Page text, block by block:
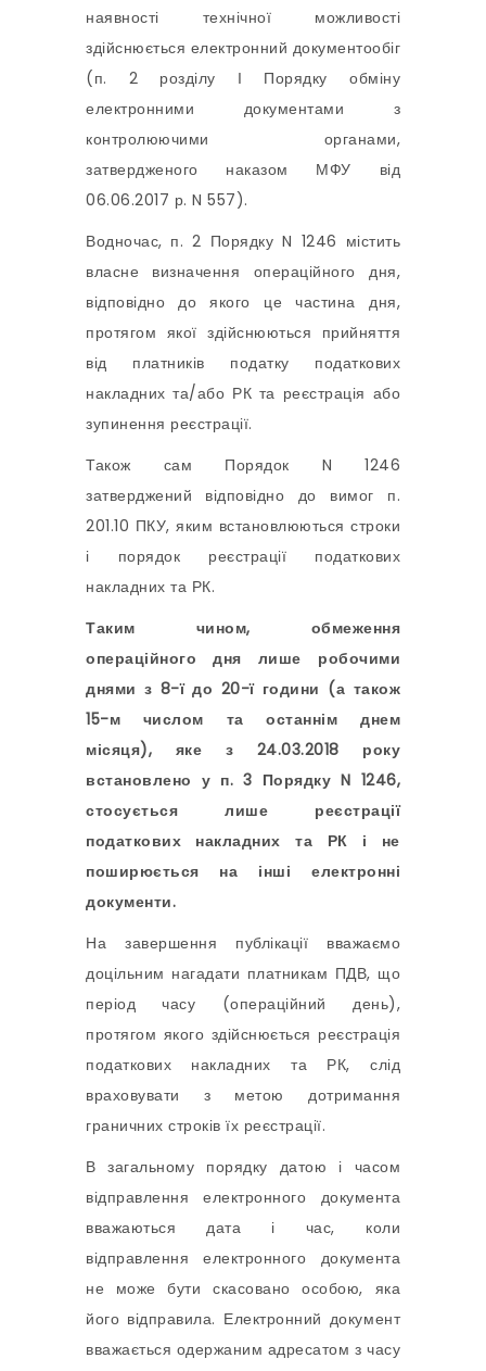
наявності технічної можливості
здійснюється електронний документообіг
(п. 2 розділу І Порядку обміну
електронними документами з
контролюючими органами,
затвердженого наказом МФУ від
06.06.2017 р. N 557).
Водночас, п. 2 Порядку N 1246 містить
власне визначення операційного дня,
відповідно до якого це частина дня,
протягом якої здійснюються прийняття
від платників податку податкових
накладних та/або РК та реєстрація або
зупинення реєстрації.
Також сам Порядок N 1246
затверджений відповідно до вимог п.
201.10 ПКУ, яким встановлюються строки
і порядок реєстрації податкових
накладних та РК.
Таким чином, обмеження
операційного дня лише робочими
днями з 8-ї до 20-ї години (а також
15-м числом та останнім днем
місяця), яке з 24.03.2018 року
встановлено у п. 3 Порядку N 1246,
стосується лише реєстрації
податкових накладних та РК і не
поширюється на інші електронні
документи.
На завершення публікації вважаємо
доцільним нагадати платникам ПДВ, що
період часу (операційний день),
протягом якого здійснюється реєстрація
податкових накладних та РК, слід
враховувати з метою дотримання
граничних строків їх реєстрації.
В загальному порядку датою і часом
відправлення електронного документа
вважаються дата і час, коли
відправлення електронного документа
не може бути скасовано особою, яка
його відправила. Електронний документ
вважається одержаним адресатом з часу